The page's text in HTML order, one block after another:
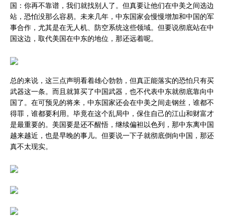
国：你再不靠谱，我们就找别人了。但真要让他们在中美之间选边
站，恐怕没那么容易。未来几年，中东国家会慢慢增加和中国的军
事合作，尤其是在无人机、防空系统这些领域。但要说彻底站在中
国这边，取代美国在中东的地位，那还远着呢。
总的来说，这三点声明看着雄心勃勃，但真正能落实的恐怕只有买
武器这一条。而且就算买了中国武器，也不代表中东就彻底靠向中
国了。在可预见的将来，中东国家还会在中美之间走钢丝，谁都不
得罪，谁都要利用。毕竟在这个乱局中，保住自己的江山和财富才
是最重要的。美国要是还不醒悟，继续偏袒以色列，那中东离中国
越来越近，也是早晚的事儿。但要说一下子就彻底倒向中国，那还
真不太现实。